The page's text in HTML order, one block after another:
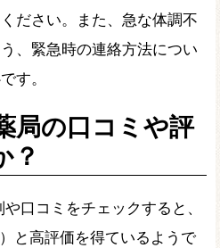
ださい。また、急な体調不
、緊急時の連絡方法につい
す。
局の口コミや評
？
口コミをチェックすると、
と高評価を得ているようで